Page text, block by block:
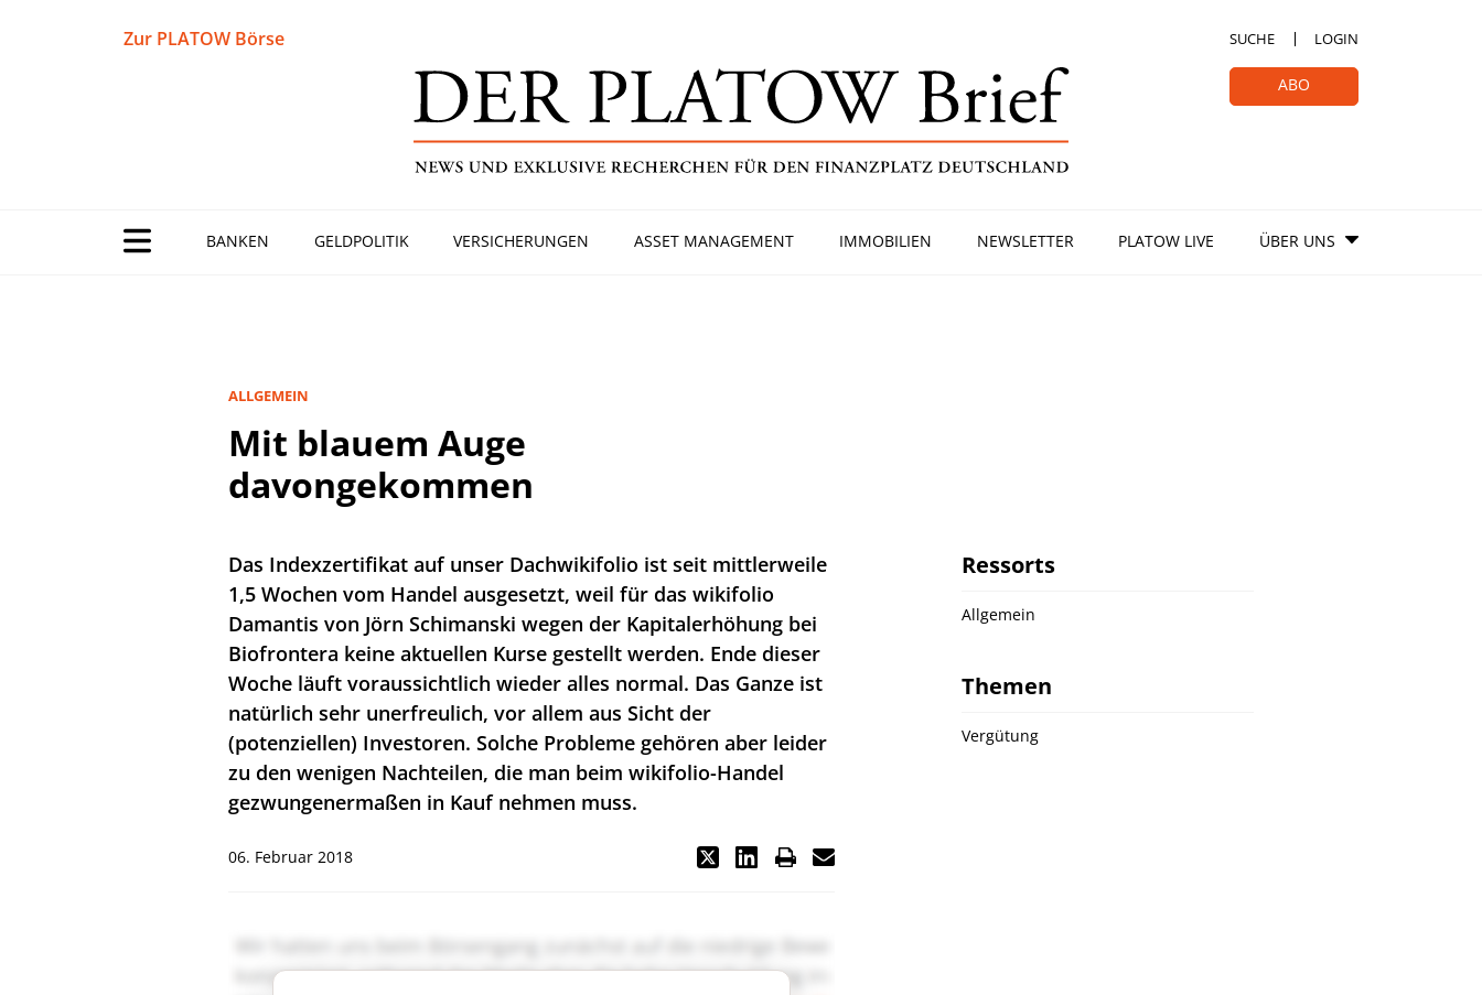
Zur PLATOW Börse SUCHE LOGIN
ABO
BANKEN GELDPOLITIK VERSICHERUNGEN ASSET MANAGEMENT IMMOBILIEN NEWSLETTER PLATOW LIVE ÜBER UNS
ALLGEMEIN
Mit blauem Auge
davongekommen
Das Indexzertifikat auf unser Dachwikifolio ist seit mittlerweile
1,5 Wochen vom Handel ausgesetzt, weil für das wikifolio
Damantis von Jörn Schimanski wegen der Kapitalerhöhung bei
Biofrontera keine aktuellen Kurse gestellt werden. Ende dieser
Woche läuft voraussichtlich wieder alles normal. Das Ganze ist
natürlich sehr unerfreulich, vor allem aus Sicht der
(potenziellen) Investoren. Solche Probleme gehören aber leider
zu den wenigen Nachteilen, die man beim wikifolio-Handel
gezwungenermaßen in Kauf nehmen muss.
06. Februar 2018
Ressorts
Allgemein
Themen
Vergütung